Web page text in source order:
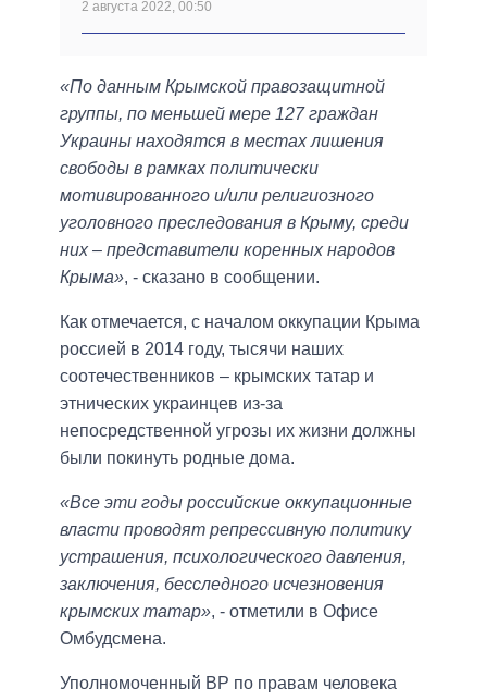
2 августа 2022, 00:50
«По данным Крымской правозащитной
группы, по меньшей мере 127 граждан
Украины находятся в местах лишения
свободы в рамках политически
мотивированного и/или религиозного
уголовного преследования в Крыму, среди
них – представители коренных народов
Крыма», - сказано в сообщении.
Как отмечается, с началом оккупации Крыма
россией в 2014 году, тысячи наших
соотечественников – крымских татар и
этнических украинцев из-за
непосредственной угрозы их жизни должны
были покинуть родные дома.
«Все эти годы российские оккупационные
власти проводят репрессивную политику
устрашения, психологического давления,
заключения, бесследного исчезновения
крымских татар», - отметили в Офисе
Омбудсмена.
Уполномоченный ВР по правам человека